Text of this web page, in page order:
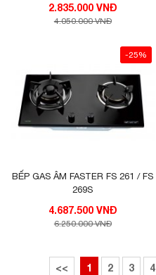
2.835.000 VNĐ
4.050.000 VNĐ
-25%
BẾP GAS ÂM FASTER FS 261 / FS
269S
4.687.500 VNĐ
6.250.000 VNĐ
<< 1 2 3 4